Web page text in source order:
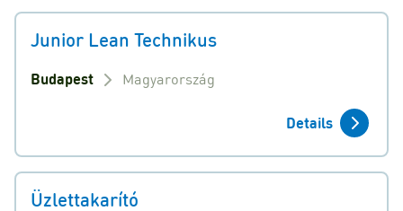
Junior Lean Technikus
Budapest Magyarország
Details
Üzlettakarító